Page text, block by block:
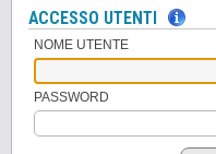
ACCESSO UTENTI
NOME UTENTE
PASSWORD